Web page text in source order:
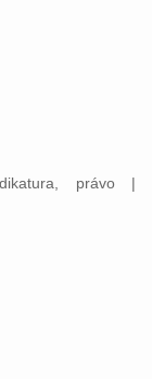
právo |